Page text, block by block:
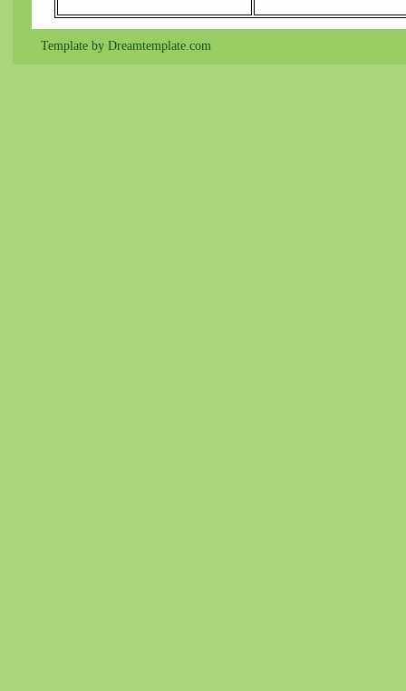
Template by Dreamtemplate.com